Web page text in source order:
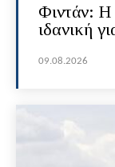
Φιντάν: Η
ιδανική
09.08.2026